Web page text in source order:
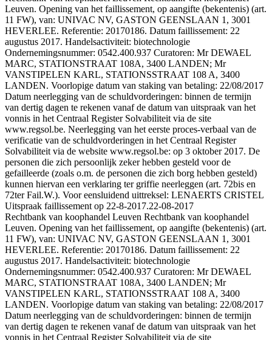
Leuven. Opening van het faillissement, op aangifte (bekentenis) (art.
11 FW), van: UNIVAC NV, GASTON GEENSLAAN 1, 3001
HEVERLEE. Referentie: 20170186. Datum faillissement: 22
augustus 2017. Handelsactiviteit: biotechnologie
Ondernemingsnummer: 0542.400.937 Curatoren: Mr DEWAEL
MARC, STATIONSTRAAT 108A, 3400 LANDEN; Mr
VANSTIPELEN KARL, STATIONSSTRAAT 108 A, 3400
LANDEN. Voorlopige datum van staking van betaling: 22/08/2017
Datum neerlegging van de schuldvorderingen: binnen de termijn
van dertig dagen te rekenen vanaf de datum van uitspraak van het
vonnis in het Centraal Register Solvabiliteit via de site
www.regsol.be. Neerlegging van het eerste proces-verbaal van de
verificatie van de schuldvorderingen in het Centraal Register
Solvabiliteit via de website www.regsol.be: op 3 oktober 2017. De
personen die zich persoonlijk zeker hebben gesteld voor de
gefailleerde (zoals o.m. de personen die zich borg hebben gesteld)
kunnen hiervan een verklaring ter griffie neerleggen (art. 72bis en
72ter Fail.W.). Voor eensluidend uittreksel: LENAERTS CRISTEL
Uitspraak faillissement op 22-8-2017.22-08-2017
Rechtbank van koophandel Leuven Rechtbank van koophandel
Leuven. Opening van het faillissement, op aangifte (bekentenis) (art.
11 FW), van: UNIVAC NV, GASTON GEENSLAAN 1, 3001
HEVERLEE. Referentie: 20170186. Datum faillissement: 22
augustus 2017. Handelsactiviteit: biotechnologie
Ondernemingsnummer: 0542.400.937 Curatoren: Mr DEWAEL
MARC, STATIONSTRAAT 108A, 3400 LANDEN; Mr
VANSTIPELEN KARL, STATIONSSTRAAT 108 A, 3400
LANDEN. Voorlopige datum van staking van betaling: 22/08/2017
Datum neerlegging van de schuldvorderingen: binnen de termijn
van dertig dagen te rekenen vanaf de datum van uitspraak van het
vonnis in het Centraal Register Solvabiliteit via de site